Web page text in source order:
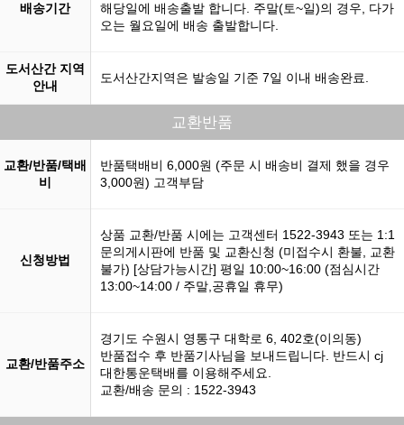
배송기간
해당일에 배송출발 합니다. 주말(토~일)의 경우, 다가
오는 월요일에 배송 출발합니다.
도서산간 지역
안내
도서산간지역은 발송일 기준 7일 이내 배송완료.
교환반품
교환/반품/택배
비
반품택배비 6,000원 (주문 시 배송비 결제 했을 경우
3,000원) 고객부담
신청방법
상품 교환/반품 시에는 고객센터 1522-3943 또는 1:1
문의게시판에 반품 및 교환신청 (미접수시 환불, 교환
불가) [상담가능시간] 평일 10:00~16:00 (점심시간
13:00~14:00 / 주말,공휴일 휴무)
교환/반품주소
경기도 수원시 영통구 대학로 6, 402호(이의동)
반품접수 후 반품기사님을 보내드립니다. 반드시 cj
대한통운택배를 이용해주세요.
교환/배송 문의 : 1522-3943